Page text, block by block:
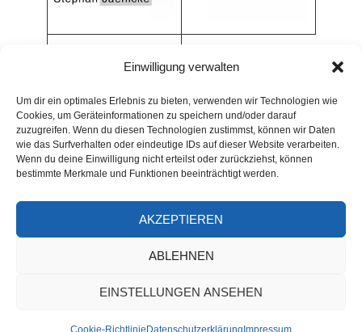
Einwilligung verwalten
Um dir ein optimales Erlebnis zu bieten, verwenden wir Technologien wie
Cookies, um Geräteinformationen zu speichern und/oder darauf
zuzugreifen. Wenn du diesen Technologien zustimmst, können wir Daten
wie das Surfverhalten oder eindeutige IDs auf dieser Website verarbeiten.
Wenn du deine Einwilligung nicht erteilst oder zurückziehst, können
bestimmte Merkmale und Funktionen beeinträchtigt werden.
AKZEPTIEREN
ABLEHNEN
EINSTELLUNGEN ANSEHEN
Cookie-Richtlinie Datenschutzerklärung Impressum